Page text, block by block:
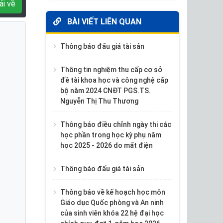
về
BÀI VIẾT LIÊN QUAN
Thông báo đấu giá tài sản
Thông tin nghiệm thu cấp cơ sở
đề tài khoa học và công nghệ cấp
bộ năm 2024 CNĐT PGS.TS.
Nguyễn Thị Thu Thương
Thông báo điều chỉnh ngày thi các
học phần trong học kỳ phụ năm
học 2025 - 2026 do mất điện
Thông báo đấu giá tài sản
Thông báo về kế hoạch học môn
Giáo dục Quốc phòng và An ninh
của sinh viên khóa 22 hệ đại học